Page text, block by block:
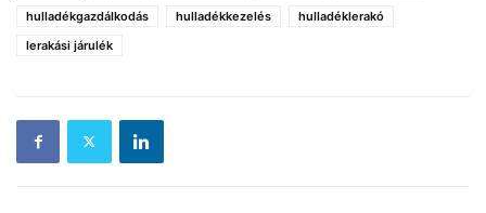
hulladékgazdálkodás
hulladékkezelés
hulladéklerakó
lerakási járulék